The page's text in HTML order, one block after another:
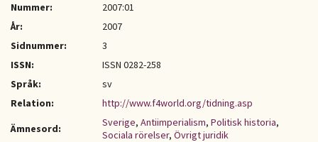
Nummer:
2007:01
År:
2007
Sidnummer:
3
ISSN:
ISSN 0282-258
Språk:
sv
Relation:
http://www.f4world.org/tidning.asp
Ämnesord:
Sverige, Antiimperialism, Politisk historia,
Sociala rörelser, Övrigt juridik